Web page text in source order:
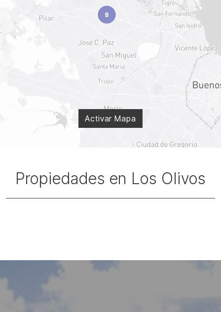
Activar Mapa
Propiedades en Los Olivos